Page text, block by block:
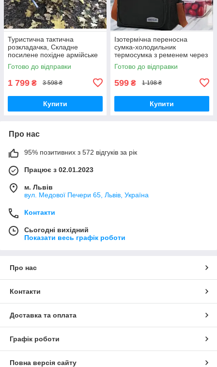
Туристична тактична
розкладачка, Складне
посилене похідне армійське
ліжко НАТО для
кемпінгу, рибалки та
Готово до відправки
1 799 ₴ 3 598 ₴
Купити
Ізотермічна переносна
сумка-холодильник
термосумка з ременем через
плече, Термобокс з
відділеннями для пікніка,
Готово до відправки
599 ₴ 1 198 ₴
Купити
Про нас
95% позитивних з 572 відгуків за рік
Працює з 02.01.2023
м. Львів
вул. Медової Печери 65, Львів, Україна
Контакти
Сьогодні вихідний
Показати весь графік роботи
Про нас
Контакти
Доставка та оплата
Графік роботи
Повна версія сайту